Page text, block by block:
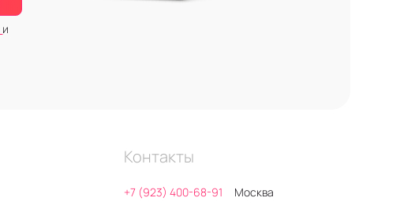
и
Контакты
+7 (923) 400-68-91
Москва